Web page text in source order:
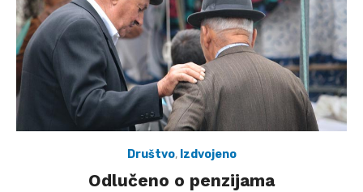
Društvo, Izdvojeno
Odlučeno o penzijama